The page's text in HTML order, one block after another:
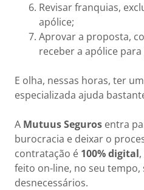
Revisar franquias,
apólice;
Aprovar a proposta,
receber a apólice
E olha, nessas horas, ter
especializada ajuda
A Mutuus Seguros entra
burocracia e deixar o
contratação é 100% digital
feito on-line, no seu tempo,
desnecessários.